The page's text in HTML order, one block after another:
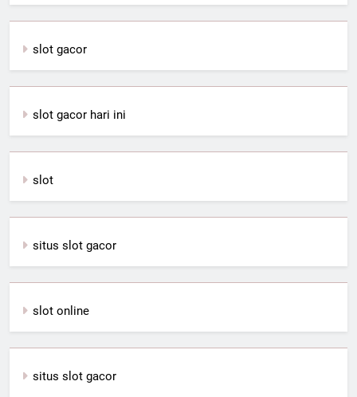
slot gacor
slot gacor hari ini
slot
situs slot gacor
slot online
situs slot gacor